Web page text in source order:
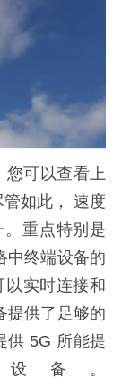
您可以查看上
如此， 速度
重点特别是
中终端设备的
实时连接和
提供了足够的
供 5G 所能提
备。